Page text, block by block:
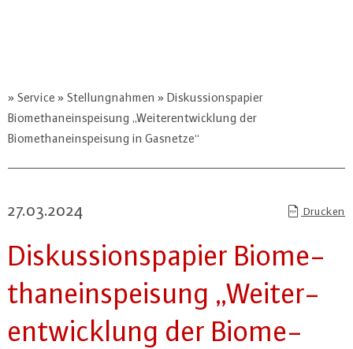
Service Stellungnahmen
Diskussionspapier
Biomethaneinspeisung „Weiterentwicklung der
Biomethaneinspeisung in Gasnetze“
27.03.2024 Drucken
Dis­kus­si­ons­pa­pier Bio­me­
than­ein­spei­sung „Wei­ter­
ent­wick­lung der Bio­me­